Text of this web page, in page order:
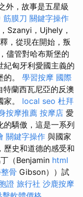
外，故事是五星級
筋膜刀 關鍵字操作
Szanyi，Ujhely，
，從現在開始，叛
儘管對哈布斯堡的
紀匈牙利愛國主義的
。 學習按摩 國際
特蘭西瓦尼亞的反澳
。 local seo 杜拜
按摩推薦 按摩店 愛
的驕傲，這是一系列
關鍵字操作 與國家
歷史和道德的感受和
（Benjamin html
骨 Gibson））試
證 旅行社 沙鹿按摩